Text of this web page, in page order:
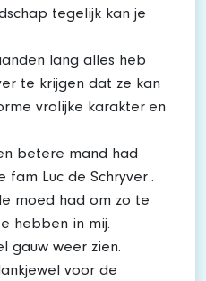
tegelijk kan je
lang alles heb
te krijgen dat ze kan
vrolijke karakter en
betere mand had
fam Luc de Schryver .
moed had om zo te
hebben in mij.
gauw weer zien.
voor de